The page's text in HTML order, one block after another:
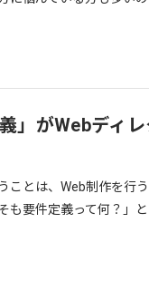
」がWebディ
ことは、Web制作を行
も要件定義って何？」